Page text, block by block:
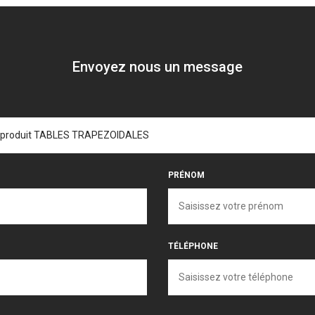
Envoyez nous un message
PRÉNOM
TÉLÉPHONE